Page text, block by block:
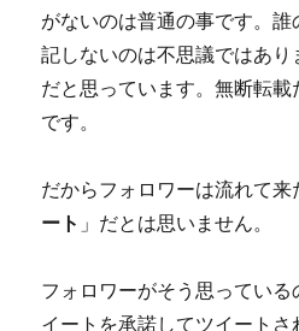
がないのは普通の事です。
記しないのは不思議ではあり
だと思っています。無断転
です。
だからフォロワーは流れて来
ート 」だとは思いません。
フォロワーがそう思ってい
イートを承諾してツイート